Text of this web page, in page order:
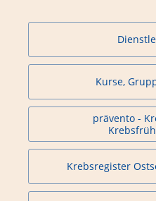
Kurse,
prävento -
Krebsregister